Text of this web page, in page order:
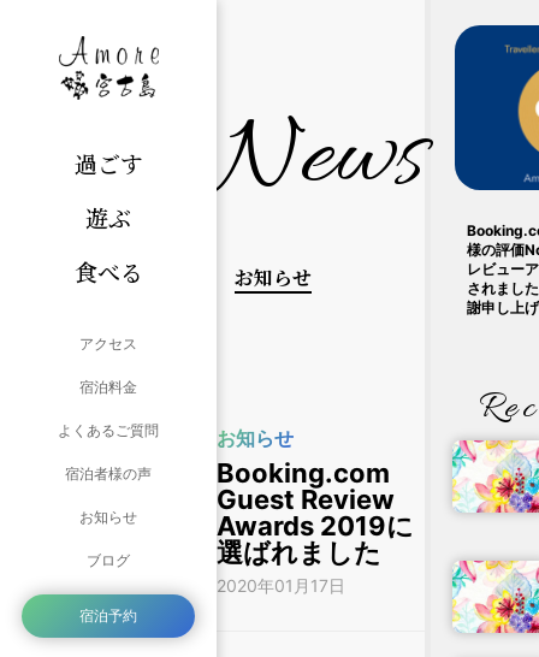
過ごす
遊ぶ
食べる
アクセス
宿泊料金
よくあるご質問
宿泊者様の声
お知らせ
ブログ
宿泊予約
News
お知らせ
お知らせ
Booking.com
Guest Review
Awards 2019に
選ばれました
2020年01月17日
様の評価
レビュー
されまし
謝申し上